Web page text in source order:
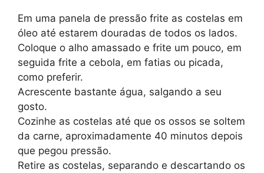
Em uma panela de pressão frite as costelas em
óleo até estarem douradas de todos os lados.
Coloque o alho amassado e frite um pouco, em
seguida frite a cebola, em fatias ou picada,
como preferir.
Acrescente bastante água, salgando a seu
gosto.
Cozinhe as costelas até que os ossos se soltem
da carne, aproximadamente 40 minutos depois
que pegou pressão.
Retire as costelas, separando e descartando os